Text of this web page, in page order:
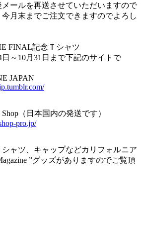
ールを再送させていただいますので
月末までご注文できますのでよろし
FINAL記念Ｔシャツ
～10月31日まで下記のサイトで
JAPAN
Shop（日本国内の発送です）
pro.jp/
ャツ、キャップなどカリフォルニア
”グッズがありますのでご覧頂